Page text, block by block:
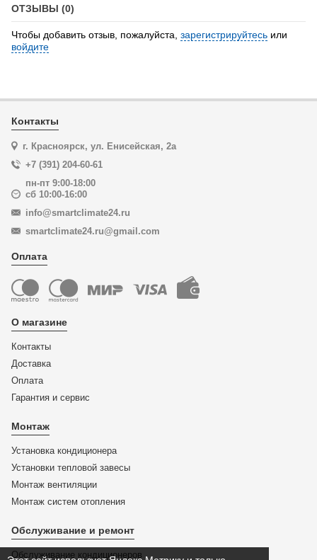
ОТЗЫВЫ (0)
Чтобы добавить отзыв, пожалуйста, зарегистрируйтесь или
войдите
Контакты
г. Красноярск, ул. Енисейская, 2а
+7 (391) 204-60-61
пн-пт 9:00-18:00
сб 10:00-16:00
info@smartclimate24.ru
smartclimate24.ru@gmail.com
Оплата
О магазине
Контакты
Доставка
Оплата
Гарантия и сервис
Монтаж
Установка кондиционера
Установки тепловой завесы
Монтаж вентиляции
Монтаж систем отопления
Обслуживание и ремонт
Обслуживание кондиционеров